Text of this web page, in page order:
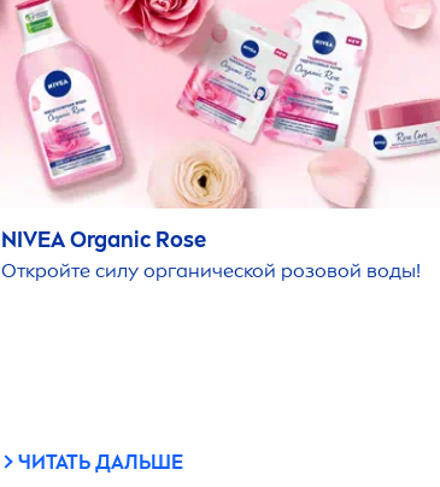
NIVEAOrganic Rose
Откройте силу органической розовой воды!
ЧИТАТЬ ДАЛЬШЕ